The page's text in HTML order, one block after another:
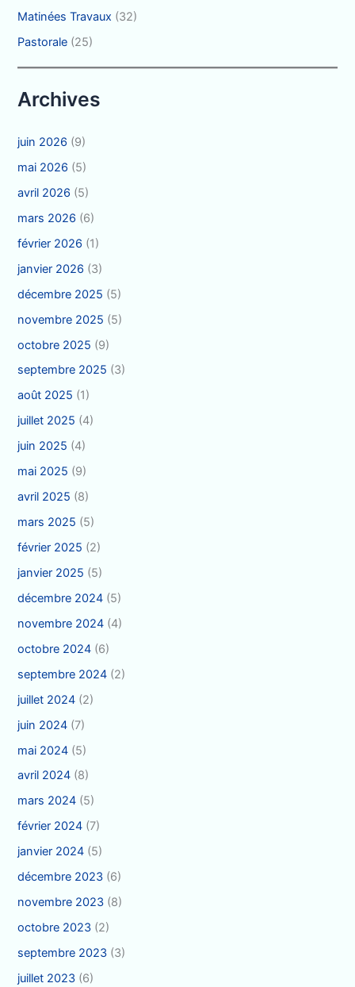
Matinées Travaux (32)
Pastorale (25)
Archives
juin 2026 (9)
mai 2026 (5)
avril 2026 (5)
mars 2026 (6)
février 2026 (1)
janvier 2026 (3)
décembre 2025 (5)
novembre 2025 (5)
octobre 2025 (9)
septembre 2025 (3)
août 2025 (1)
juillet 2025 (4)
juin 2025 (4)
mai 2025 (9)
avril 2025 (8)
mars 2025 (5)
février 2025 (2)
janvier 2025 (5)
décembre 2024 (5)
novembre 2024 (4)
octobre 2024 (6)
septembre 2024 (2)
juillet 2024 (2)
juin 2024 (7)
mai 2024 (5)
avril 2024 (8)
mars 2024 (5)
février 2024 (7)
janvier 2024 (5)
décembre 2023 (6)
novembre 2023 (8)
octobre 2023 (2)
septembre 2023 (3)
juillet 2023 (6)